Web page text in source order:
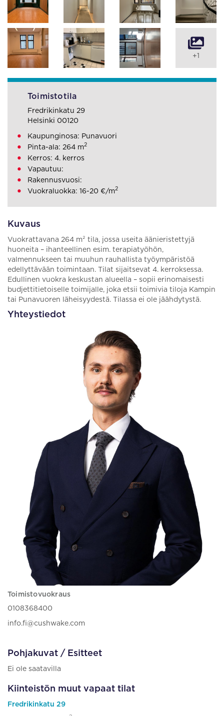
Kuvaus
Vuokrattavana 264 m² tila, jossa useita äänieristettyjä
huoneita – ihanteellinen esim. terapiatyöhön,
valmennukseen tai muuhun rauhallista työympäristöä
edellyttävään toimintaan. Tilat sijaitsevat 4. kerroksessa.
Edullinen vuokra keskustan alueella – sopii erinomaisesti
budjettitietoiselle toimijalle, joka etsii toimivia tiloja Kampin
tai Punavuoren läheisyydestä. Tilassa ei ole jäähdytystä.
Yhteystiedot
Toimistovuokraus
0108368400
info.fi@cushwake.com
Pohjakuvat / Esitteet
Ei ole saatavilla
Kiinteistön muut vapaat tilat
Fredrikinkatu 29
+1
Toimistotila
Fredrikinkatu 29
Helsinki 00120
Kaupunginosa: Punavuori
Pinta-ala: 264 m2
Kerros: 4. kerros
Vapautuu:
Rakennusvuosi:
Vuokraluokka: 16-20 €/m2